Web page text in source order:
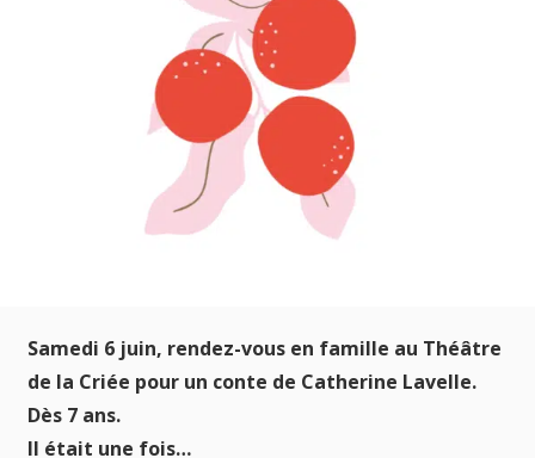
Samedi 6 juin, rendez-vous en famille au Théâtre
de la Criée pour un conte de Catherine Lavelle.
Dès 7 ans.
Il était une fois…